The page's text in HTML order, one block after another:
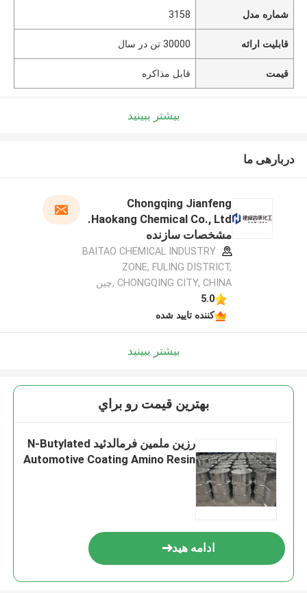
شماره مدل 3158
قابلیت ارائه 30000 تن در سال
قیمت قابل مذاکره
بیشتر ببینید
دربارهی ما
Chongqing Jianfeng
Haokang Chemical Co., Ltd.
مشخصات سازنده
BAITAO CHEMICAL INDUSTRY
ZONE, FULING DISTRICT,
CHONGQING CITY, CHINA ,چین
5.0
کننده تایید شده
بیشتر ببینید
بهترين قيمت رو براي
رزین ملمین فرمالدئید N-Butylated
Automotive Coating Amino Resin
ادامه هید